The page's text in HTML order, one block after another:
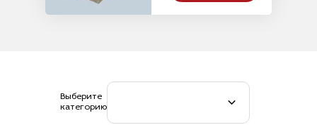
Выберите
категорию